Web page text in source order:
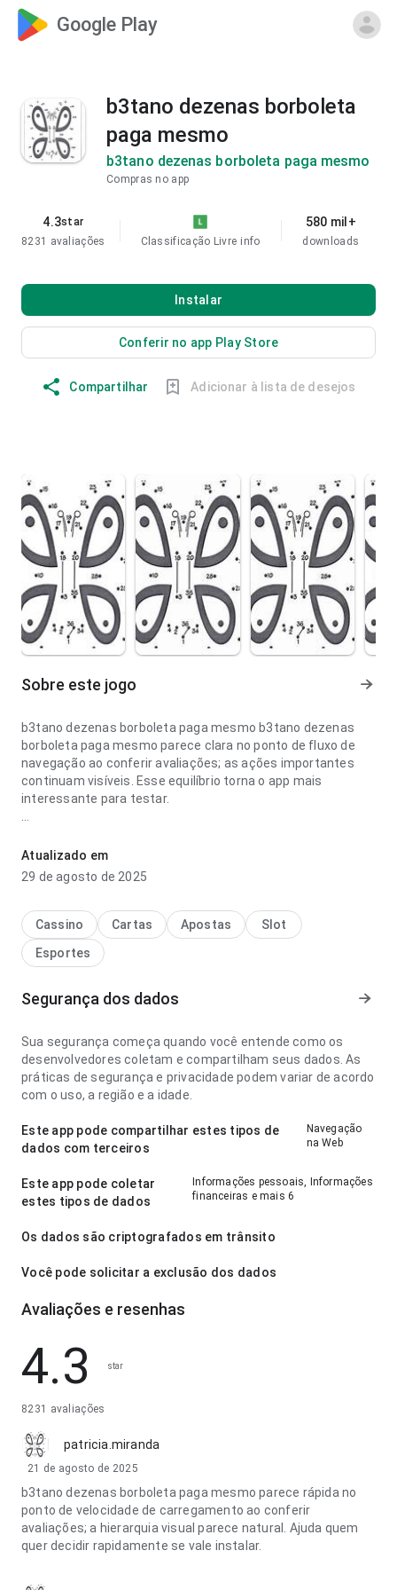
Google Play
b3tano dezenas borboleta
paga mesmo
b3tano dezenas borboleta paga mesmo
Compras no app
4.3star
8231 avaliações
Classificação Livre info
580 mil+
downloads
Instalar
Conferir no app Play Store
Compartilhar Adicionar à lista de desejos
Sobre este jogo
b3tano dezenas borboleta paga mesmo b3tano dezenas
borboleta paga mesmo parece clara no ponto de fluxo de
navegação ao conferir avaliações; as ações importantes
continuam visíveis. Esse equilíbrio torna o app mais
interessante para testar.
no ponto de velocidade de carregamento ao conferir
avaliações; a experiência evita passos desnecessários. A
página deixa uma impressão limpa e segura.
Atualizado em
29 de agosto de 2025
Cassino Cartas Apostas
Slot
Esportes
Segurança dos dados
Sua segurança começa quando você entende como os
desenvolvedores coletam e compartilham seus dados. As
práticas de segurança e privacidade podem variar de acordo
com o uso, a região e a idade.
Este app pode compartilhar estes tipos de
dados com terceiros
Navegação
na Web
Este app pode coletar
estes tipos de dados
Informações pessoais, Informações
financeiras e mais 6
Os dados são criptografados em trânsito
Você pode solicitar a exclusão dos dados
Avaliações e resenhas
4.3 star
8231 avaliações
patricia.miranda
21 de agosto de 2025
b3tano dezenas borboleta paga mesmo parece rápida no
ponto de velocidade de carregamento ao conferir
avaliações; a hierarquia visual parece natural. Ajuda quem
quer decidir rapidamente se vale instalar.